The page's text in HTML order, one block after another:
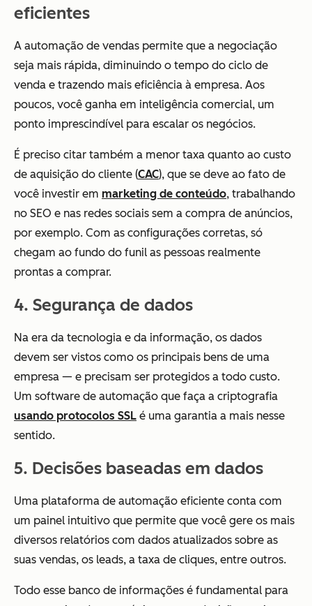
eficientes
A automação de vendas permite que a negociação
seja mais rápida, diminuindo o tempo do ciclo de
venda e trazendo mais eficiência à empresa. Aos
poucos, você ganha em inteligência comercial, um
ponto imprescindível para escalar os negócios.
É preciso citar também a menor taxa quanto ao custo
de aquisição do cliente (CAC), que se deve ao fato de
você investir em marketing de conteúdo, trabalhando
no SEO e nas redes sociais sem a compra de anúncios,
por exemplo. Com as configurações corretas, só
chegam ao fundo do funil as pessoas realmente
prontas a comprar.
4. Segurança de dados
Na era da tecnologia e da informação, os dados
devem ser vistos como os principais bens de uma
empresa — e precisam ser protegidos a todo custo.
Um software de automação que faça a criptografia
usando protocolos SSL é uma garantia a mais nesse
sentido.
5. Decisões baseadas em dados
Uma plataforma de automação eficiente conta com
um painel intuitivo que permite que você gere os mais
diversos relatórios com dados atualizados sobre as
suas vendas, os leads, a taxa de cliques, entre outros.
Todo esse banco de informações é fundamental para